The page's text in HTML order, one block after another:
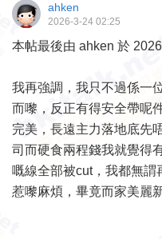
ahken
2026-3-24 02:25
本帖最後由 ahken 於
我再強調，我只不過係一
而嚟，反正有得安全帶呢
完美，長遠主力落地底先
司而硬食兩程錢我就覺得
嘅線全部被cut，我都無
惹嚟麻煩，畢竟而家美麗